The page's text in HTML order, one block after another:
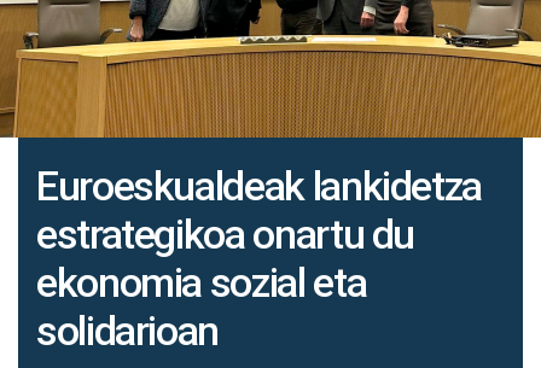
Euroeskualdeak lankidetza
estrategikoa onartu du
ekonomia sozial eta
solidarioan